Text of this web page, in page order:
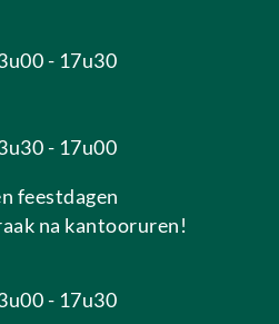
- 17u30
- 17u00
feestdagen
na kantooruren!
- 17u30